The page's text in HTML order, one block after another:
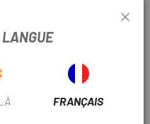
des matériaux de haute
et résistance. Ce vélo est
du VTT, garantissant des
les conditions.FRANÇAIS